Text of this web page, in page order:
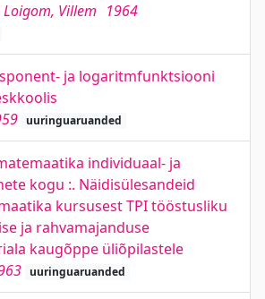
Loigom, Villem 1964
ja logaritmfunktsiooni
uuringuaruanded
individuaal- ja
kogu :. Näidisülesandeid
kursusest TPI tööstusliku
ja rahvamajanduse
kaugõppe üliõpilastele
uuringuaruanded